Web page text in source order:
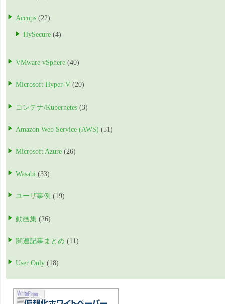
Accops (22)
HySecure (4)
VMware vSphere (40)
Microsoft Hyper-V (20)
コンテナ/Kubernetes (3)
Amazon Web Service (AWS) (51)
Microsoft Azure (26)
Wasabi (33)
ユーザ事例 (19)
動画集 (26)
関連記事まとめ (11)
User Only (18)